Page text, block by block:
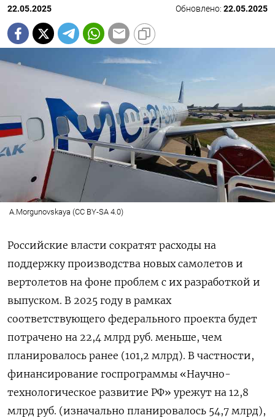
22.05.2025 Обновлено: 22.05.2025
A.Morgunovskaya (CC BY-SA 4.0)
Российские власти сократят расходы на
поддержку производства новых самолетов и
вертолетов на фоне проблем с их разработкой и
выпуском. В 2025 году в рамках
соответствующего федерального проекта будет
потрачено на 22,4 млрд руб. меньше, чем
планировалось ранее (101,2 млрд). В частности,
финансирование госпрограммы «Научно-
технологическое развитие РФ» урежут на 12,8
млрд руб. (изначально планировалось 54,7 млрд),